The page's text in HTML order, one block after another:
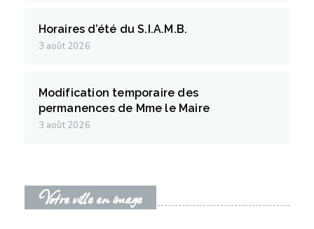
Horaires d’été du S.I.A.M.B.
3 août 2026
Modification temporaire des
permanences de Mme le Maire
3 août 2026
Votre ville en image